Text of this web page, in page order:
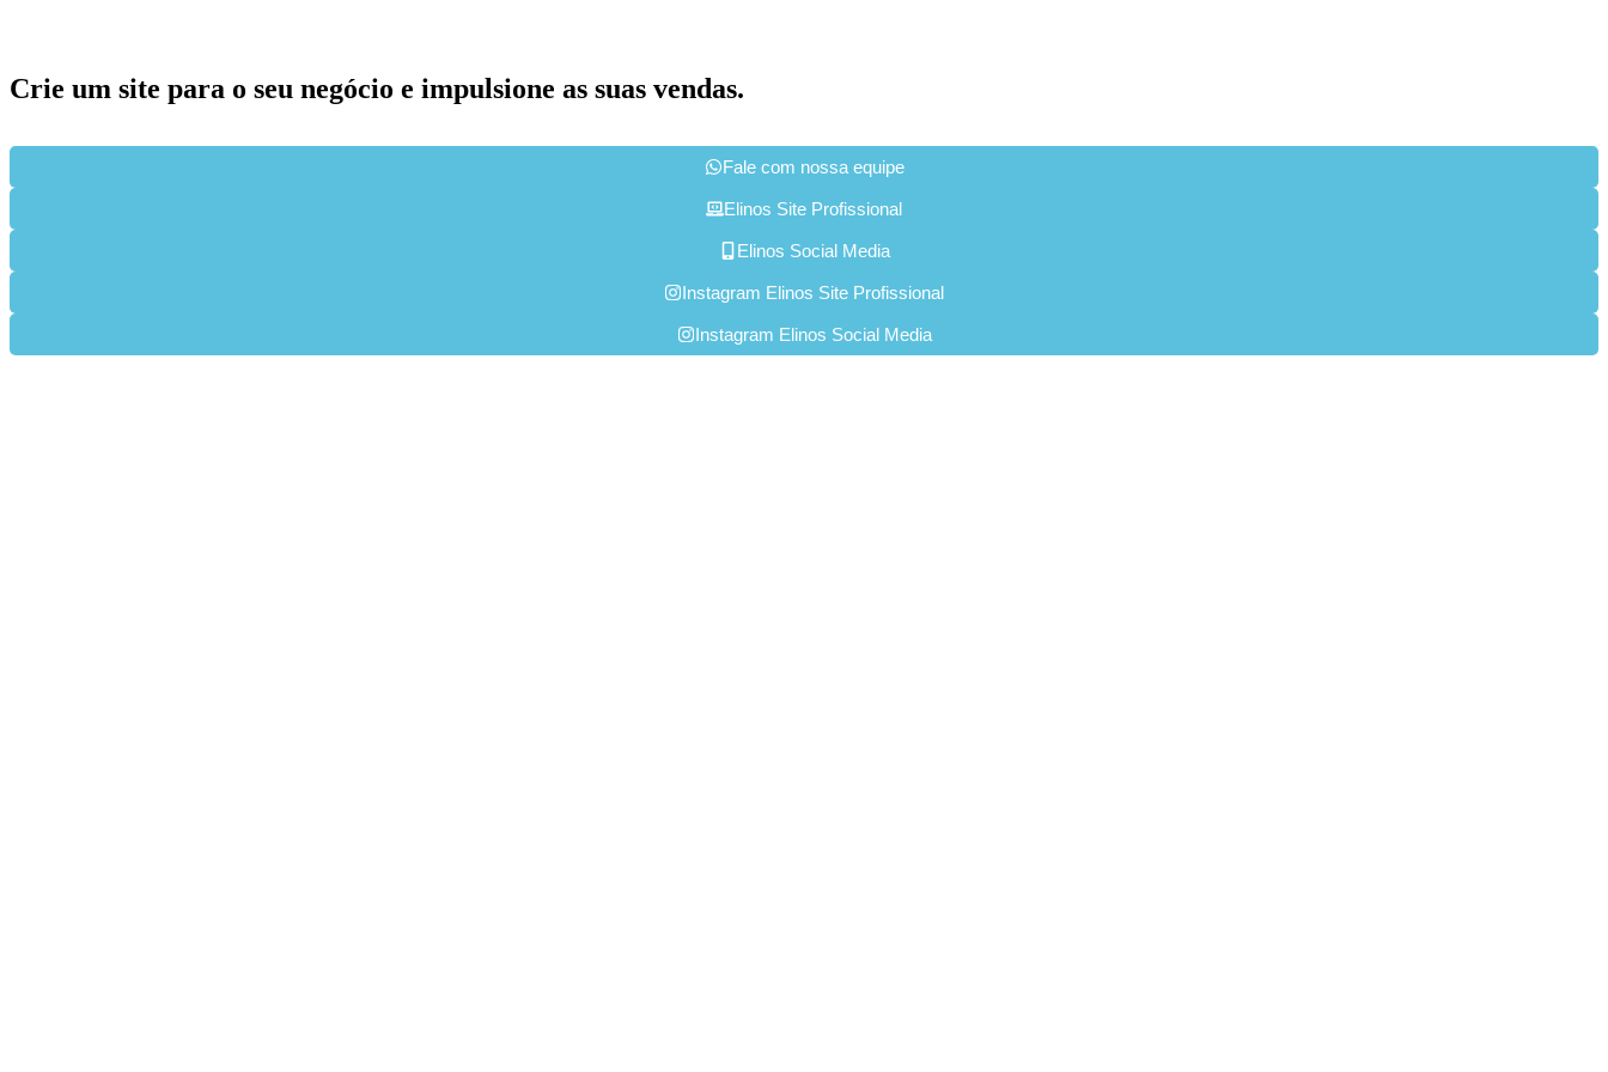
Crie um site para o seu negócio e impulsione as suas vendas.
Fale com nossa equipe
Elinos Site Profissional
Elinos Social Media
Instagram Elinos Site Profissional
Instagram Elinos Social Media